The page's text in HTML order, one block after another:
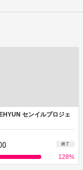
センイルプロジェ
終了
128%